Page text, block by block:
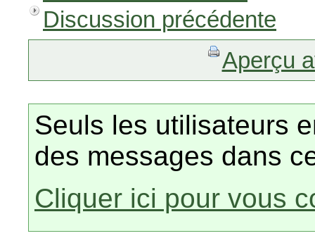
Discussion précédente
Aperçu
Seuls les utilisateurs
des messages dans
Cliquer ici pour vous